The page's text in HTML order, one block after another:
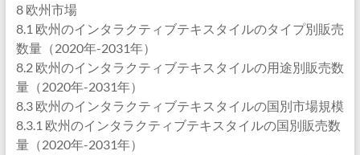
8 欧州市場
8.1 欧州のインタラクティブテキスタイルのタイプ別販売
数量（2020年-2031年）
8.2 欧州のインタラクティブテキスタイルの用途別販売数
量（2020年-2031年）
8.3 欧州のインタラクティブテキスタイルの国別市場規模
8.3.1 欧州のインタラクティブテキスタイルの国別販売数
量（2020年-2031年）